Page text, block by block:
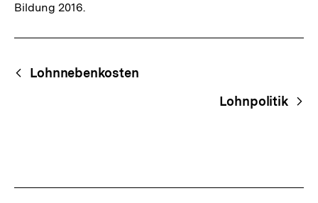
Bildung 2016.
Begriffsnavigation
Content-
Navigation
Lohnnebenkosten
Lohnpolitik